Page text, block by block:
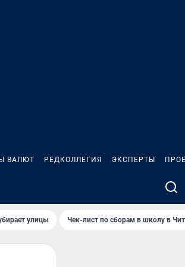
ВАЛЮТ РЕДКОЛЛЕГИЯ ЭКСПЕРТЫ
улицы Чек-лист по сборам в школу в